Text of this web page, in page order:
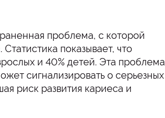
проблема, с которой
показывает, что
и 40% детей. Эта проблема
сигнализировать о серьезных
риск развития кариеса и